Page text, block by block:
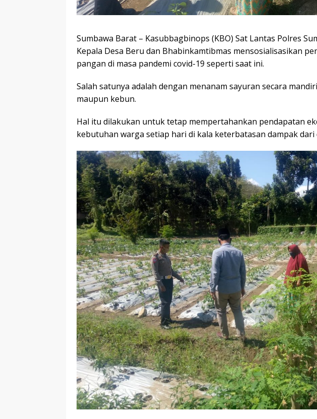
Sumbawa Barat – Kasubbagbinops (KBO) Sat Lantas Polres
Kepala Desa Beru dan Bhabinkamtibmas mensosialisasikan
pangan di masa pandemi covid-19 seperti saat ini.
Salah satunya adalah dengan menanam sayuran secara
maupun kebun.
Hal itu dilakukan untuk tetap mempertahankan pendapatan
kebutuhan warga setiap hari di kala keterbatasan dampak dari